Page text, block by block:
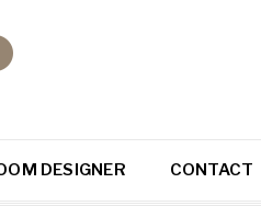
DESIGNER CONTACT